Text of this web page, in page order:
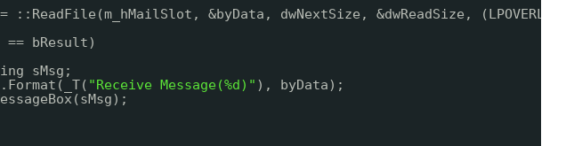
::ReadFile(m_hMailSlot, &byData, dwNextSize, &dwReadSize,
== bResult)
sMsg;
"Receive Message(%d)" ), byData);